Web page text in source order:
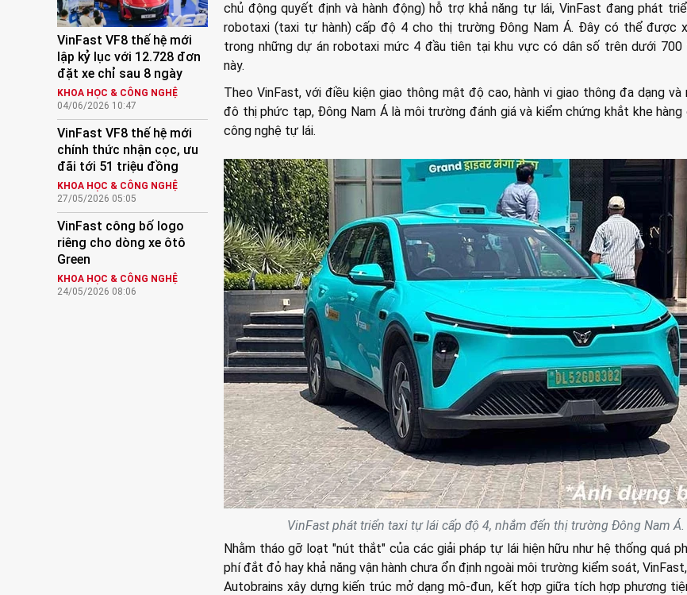
VinFast VF8 thế hệ mới
lập kỷ lục với 12.728 đơn
đặt xe chỉ sau 8 ngày
KHOA HỌC & CÔNG NGHỆ
04/06/2026 10:47
VinFast VF8 thế hệ mới
chính thức nhận cọc, ưu
đãi tới 51 triệu đồng
KHOA HỌC & CÔNG NGHỆ
27/05/2026 05:05
VinFast công bố logo
riêng cho dòng xe ôtô
Green
KHOA HỌC & CÔNG NGHỆ
24/05/2026 08:06
chủ động quyết định và hành động) hỗ trợ khả năng tự lái, VinFast đang phát
robotaxi (taxi tự hành) cấp độ 4 cho thị trường Đông Nam Á. Đây có thể được
trong những dự án robotaxi mức 4 đầu tiên tại khu vực có dân số trên dưới 700
này.
Theo VinFast, với điều kiện giao thông mật độ cao, hành vi giao thông đa dạng
đô thị phức tạp, Đông Nam Á là môi trường đánh giá và kiểm chứng khắt khe hàng
công nghệ tự lái.
VinFast phát triển taxi tự lái cấp độ 4, nhắm đến thị trường Đông Nam Á.
Nhằm tháo gỡ loạt "nút thắt" của các giải pháp tự lái hiện hữu như hệ thống quá
phí đắt đỏ hay khả năng vận hành chưa ổn định ngoài môi trường kiểm soát,
Autobrains xây dựng kiến trúc mở dạng mô-đun, kết hợp giữa tích hợp phương